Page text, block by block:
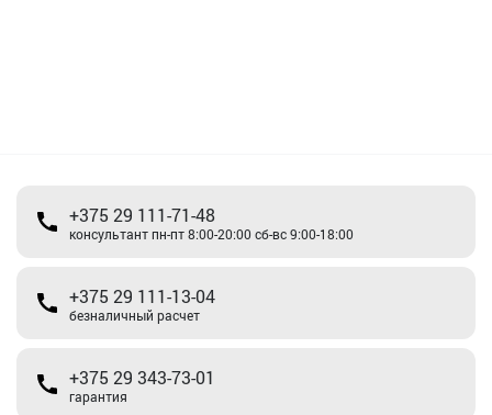
+375 29 111-71-48
консультант пн-пт 8:00-20:00 сб-вс 9:00-18:00
+375 29 111-13-04
безналичный расчет
+375 29 343-73-01
гарантия